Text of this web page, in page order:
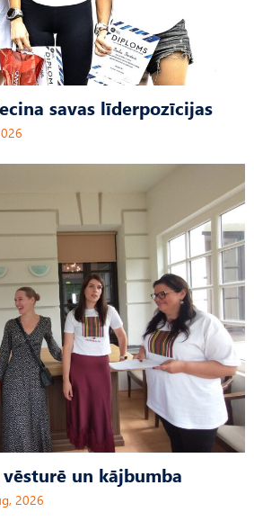
savas līderpozīcijas
un kājbumba
2026